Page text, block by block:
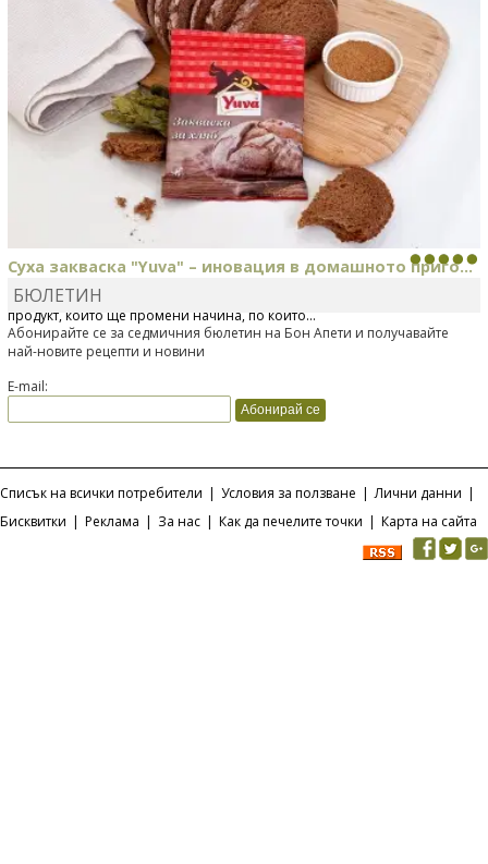
Суха закваска "Yuva" – иновация в домашното приго...
Отскоро Лесафр България стартира предлагането на изцяло нов
продукт, който ще промени начина, по който...
БЮЛЕТИН
Абонирайте се за седмичния бюлетин на Бон Апети и получавайте
най-новите рецепти и новини
E-mail:
Списък на всички потребители | Условия за ползване | Лични данни |
Бисквитки | Реклама | За нас | Как да печелите точки | Карта на сайта